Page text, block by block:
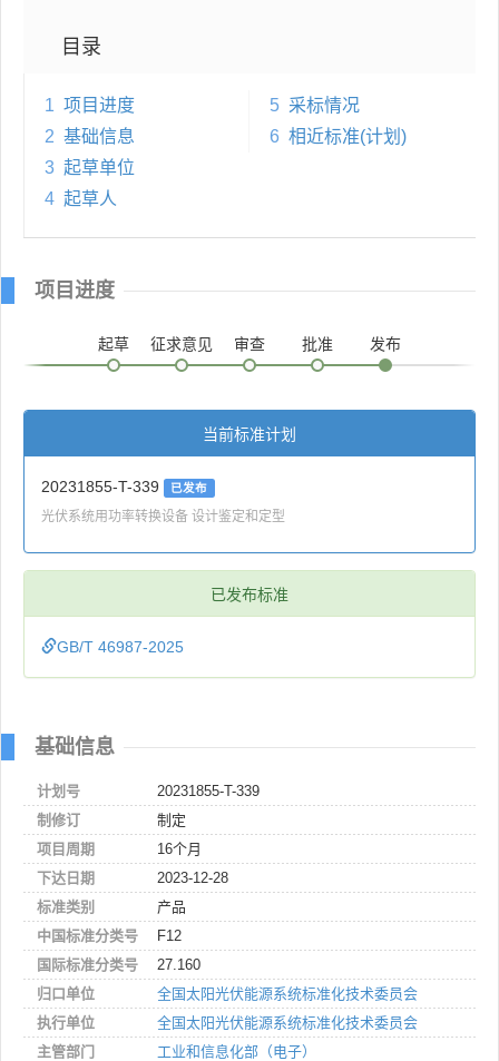
目录
1 项目进度
2 基础信息
3 起草单位
4 起草人
5 采标情况
6 相近标准(计划)
项目进度
起草 征求意见 审查 批准 发布
当前标准计划
20231855-T-339 已发布
光伏系统用功率转换设备 设计鉴定和定型
已发布标准
GB/T 46987-2025
基础信息
计划号
20231855-T-339
制修订
制定
项目周期
16个月
下达日期
2023-12-28
标准类别
产品
中国标准分类号
F12
国际标准分类号
27.160
归口单位
全国太阳光伏能源系统标准化技术委员会
执行单位
全国太阳光伏能源系统标准化技术委员会
主管部门
工业和信息化部（电子）